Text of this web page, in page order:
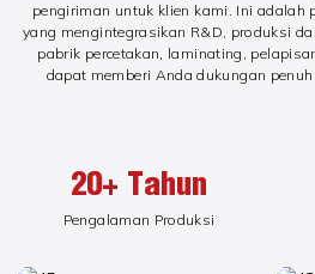
pengiriman untuk klien kami. Ini adalah
yang mengintegrasikan R&D, produksi
pabrik percetakan, laminating,
dapat memberi Anda dukungan
20+ Tahun
Pengalaman Produksi